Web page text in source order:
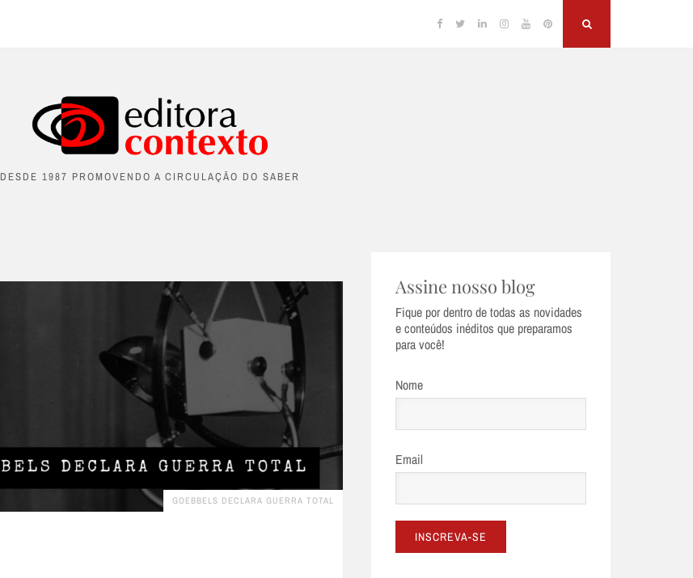
Facebook
TwitterLinkedinInstagram
YouTubePinterest
DESDE 1987 PROMOVENDO A CIRCULAÇÃO DO SABER
GOEBBELS DECLARA GUERRA TOTAL
Assine nosso blog
Fique por dentro de todas as novidades
e conteúdos inéditos que preparamos
para você!
Nome
Email